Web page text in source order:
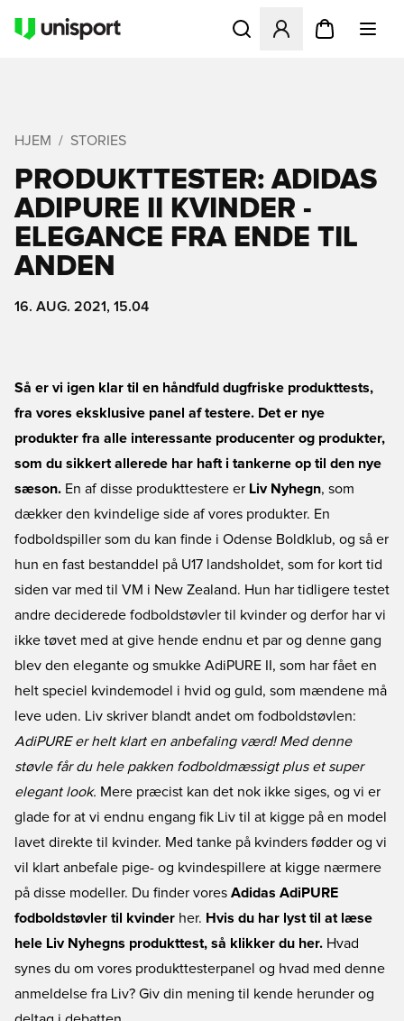
Åbner en Modal til at
HJEM STORIES
PRODUKTTESTER: ADIDAS
ADIPURE II KVINDER -
ELEGANCE FRA ENDE TIL
ANDEN
16. AUG. 2021, 15.04
Så er vi igen klar til en håndfuld dugfriske produkttests,
fra vores eksklusive panel af testere. Det er nye
produkter fra alle interessante producenter og produkter,
som du sikkert allerede har haft i tankerne op til den nye
sæson. En af disse produkttestere er Liv Nyhegn, som
dækker den kvindelige side af vores produkter. En
fodboldspiller som du kan finde i Odense Boldklub, og så er
hun en fast bestanddel på U17 landsholdet, som for kort tid
siden var med til VM i New Zealand. Hun har tidligere testet
andre deciderede fodboldstøvler til kvinder og derfor har vi
ikke tøvet med at give hende endnu et par og denne gang
blev den elegante og smukke AdiPURE II, som har fået en
helt speciel kvindemodel i hvid og guld, som mændene må
leve uden. Liv skriver blandt andet om fodboldstøvlen:
AdiPURE er helt klart en anbefaling værd! Med denne
støvle får du hele pakken fodboldmæssigt plus et super
elegant look. Mere præcist kan det nok ikke siges, og vi er
glade for at vi endnu engang fik Liv til at kigge på en model
lavet direkte til kvinder. Med tanke på kvinders fødder og vi
vil klart anbefale pige- og kvindespillere at kigge nærmere
på disse modeller. Du finder vores Adidas AdiPURE
fodboldstøvler til kvinder her. Hvis du har lyst til at læse
hele Liv Nyhegns produkttest, så klikker du her. Hvad
synes du om vores produkttesterpanel og hvad med denne
anmeldelse fra Liv? Giv din mening til kende herunder og